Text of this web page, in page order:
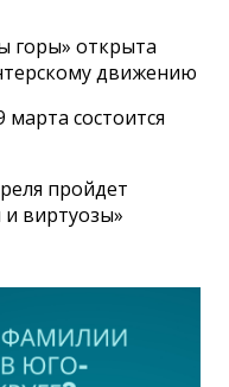
горы» открыта
движению
состоится
пройдет
виртуозы»